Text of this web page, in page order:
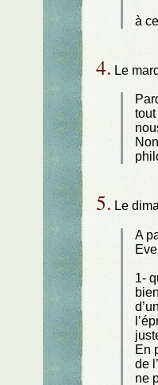
à
4. Le
5. Le
A
1-
En
de
ne